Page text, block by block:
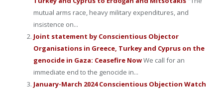
mutual arms race, heavy military expenditures, and
insistence on...
Joint statement by Conscientious Objector
Organisations in Greece, Turkey and Cyprus on the
genocide in Gaza: Ceasefire NowWe call for an
immediate end to the genocide in...
January-March 2024 Conscientious Objection Watch